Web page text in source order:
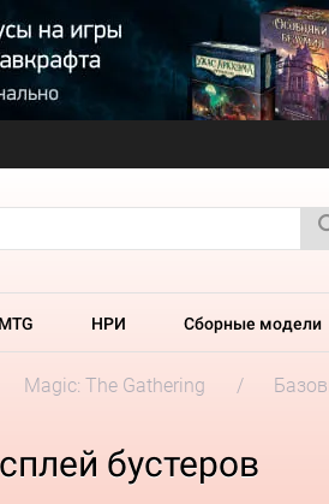
MTG НРИ Сборные модели
Magic: The Gathering
бустеров